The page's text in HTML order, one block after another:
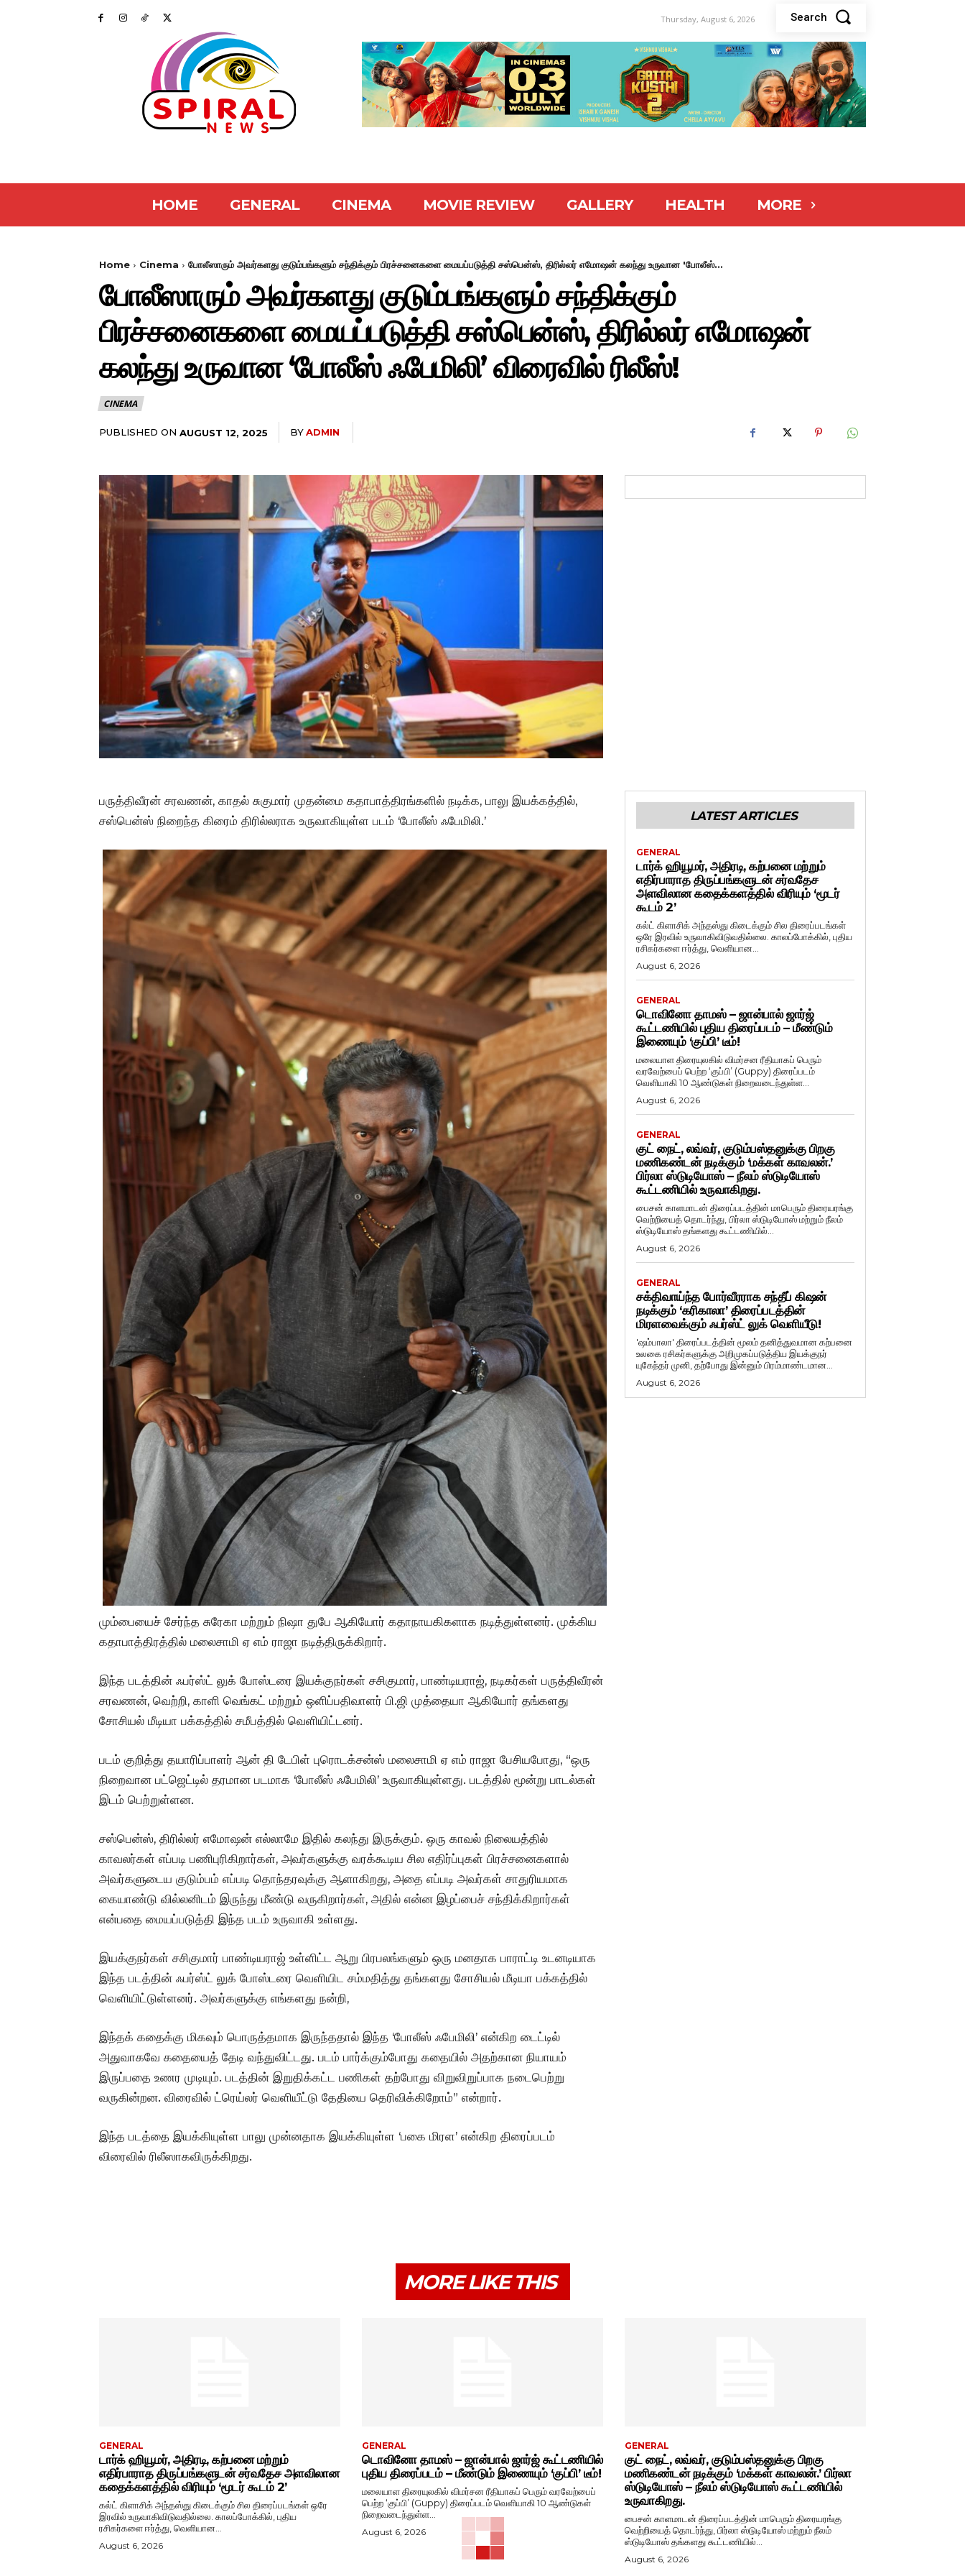
Thursday, August 6, 2026 Search
HOME GENERAL CINEMA MOVIE REVIEW GALLERY HEALTH MORE
Home Cinema போலீஸாரும் அவர்களது குடும்பங்களும் சந்திக்கும் பிரச்சனைகளை மையப்படுத்தி சஸ்பென்ஸ், திரில்லர் எமோஷன் கலந்து உருவான 'போலீஸ்...
போலீஸாரும் அவர்களது குடும்பங்களும் சந்திக்கும்
பிரச்சனைகளை மையப்படுத்தி சஸ்பென்ஸ், திரில்லர் எமோஷன்
கலந்து உருவான ‘போலீஸ் ஃபேமிலி’ விரைவில் ரிலீஸ்!
CINEMA
PUBLISHED ON AUGUST 12, 2025 BYADMIN
பருத்திவீரன் சரவணன், காதல் சுகுமார் முதன்மை கதாபாத்திரங்களில் நடிக்க, பாலு இயக்கத்தில்,
சஸ்பென்ஸ் நிறைந்த கிரைம் திரில்லராக உருவாகியுள்ள படம் ‘போலீஸ் ஃபேமிலி.’
மும்பையைச் சேர்ந்த சுரேகா மற்றும் நிஷா துபே ஆகியோர் கதாநாயகிகளாக நடித்துள்ளனர். முக்கிய
கதாபாத்திரத்தில் மலைசாமி ஏ எம் ராஜா நடித்திருக்கிறார்.
இந்த படத்தின் ஃபர்ஸ்ட் லுக் போஸ்டரை இயக்குநர்கள் சசிகுமார், பாண்டியராஜ், நடிகர்கள் பருத்திவீரன்
சரவணன், வெற்றி, காளி வெங்கட் மற்றும் ஒளிப்பதிவாளர் பி.ஜி முத்தையா ஆகியோர் தங்களது
சோசியல் மீடியா பக்கத்தில் சமீபத்தில் வெளியிட்டனர்.
படம் குறித்து தயாரிப்பாளர் ஆன் தி டேபிள் புரொடக்சன்ஸ் மலைசாமி ஏ எம் ராஜா பேசியபோது, “ஒரு
நிறைவான பட்ஜெட்டில் தரமான படமாக ‘போலீஸ் ஃபேமிலி’ உருவாகியுள்ளது. படத்தில் மூன்று பாடல்கள்
இடம் பெற்றுள்ளன.
சஸ்பென்ஸ், திரில்லர் எமோஷன் எல்லாமே இதில் கலந்து இருக்கும். ஒரு காவல் நிலையத்தில்
காவலர்கள் எப்படி பணிபுரிகிறார்கள், அவர்களுக்கு வரக்கூடிய சில எதிர்ப்புகள் பிரச்சனைகளால்
அவர்களுடைய குடும்பம் எப்படி தொந்தரவுக்கு ஆளாகிறது, அதை எப்படி அவர்கள் சாதுரியமாக
கையாண்டு வில்லனிடம் இருந்து மீண்டு வருகிறார்கள், அதில் என்ன இழப்பைச் சந்திக்கிறார்கள்
என்பதை மையப்படுத்தி இந்த படம் உருவாகி உள்ளது.
இயக்குநர்கள் சசிகுமார் பாண்டியராஜ் உள்ளிட்ட ஆறு பிரபலங்களும் ஒரு மனதாக பாராட்டி உடனடியாக
இந்த படத்தின் ஃபர்ஸ்ட் லுக் போஸ்டரை வெளியிட சம்மதித்து தங்களது சோசியல் மீடியா பக்கத்தில்
வெளியிட்டுள்ளனர். அவர்களுக்கு எங்களது நன்றி,
இந்தக் கதைக்கு மிகவும் பொருத்தமாக இருந்ததால் இந்த ‘போலீஸ் ஃபேமிலி’ என்கிற டைட்டில்
அதுவாகவே கதையைத் தேடி வந்துவிட்டது. படம் பார்க்கும்போது கதையில் அதற்கான நியாயம்
இருப்பதை உணர முடியும். படத்தின் இறுதிக்கட்ட பணிகள் தற்போது விறுவிறுப்பாக நடைபெற்று
வருகின்றன. விரைவில் ட்ரெய்லர் வெளியீட்டு தேதியை தெரிவிக்கிறோம்” என்றார்.
இந்த படத்தை இயக்கியுள்ள பாலு முன்னதாக இயக்கியுள்ள ‘பகை மிரள’ என்கிற திரைப்படம்
விரைவில் ரிலீஸாகவிருக்கிறது.
LATEST ARTICLES
GENERAL
டார்க் ஹியூமர், அதிரடி, கற்பனை மற்றும்
எதிர்பாராத திருப்பங்களுடன் சர்வதேச
அளவிலான கதைக்களத்தில் விரியும் ‘மூடர்
கூடம் 2’
கல்ட் கிளாசிக் அந்தஸ்து கிடைக்கும் சில திரைப்படங்கள்
ஒரே இரவில் உருவாகிவிடுவதில்லை. காலப்போக்கில், புதிய
ரசிகர்களை ஈர்த்து, வெளியான...
August 6, 2026
GENERAL
டொவினோ தாமஸ் – ஜான்பால் ஜார்ஜ்
கூட்டணியில் புதிய திரைப்படம் – மீண்டும்
இணையும் ‘குப்பி’ டீம்!
மலையாள திரையுலகில் விமர்சன ரீதியாகப் பெரும்
வரவேற்பைப் பெற்ற ‘குப்பி’ (Guppy) திரைப்படம்
வெளியாகி 10 ஆண்டுகள் நிறைவடைந்துள்ள...
August 6, 2026
GENERAL
குட் நைட், லவ்வர், குடும்பஸ்தனுக்கு பிறகு
மணிகண்டன் நடிக்கும் ‘மக்கள் காவலன்.’
பிர்லா ஸ்டுடியோஸ் – நீலம் ஸ்டுடியோஸ்
கூட்டணியில் உருவாகிறது.
பைசன் காளமாடன் திரைப்படத்தின் மாபெரும் திரையரங்கு
வெற்றியைத் தொடர்ந்து, பிர்லா ஸ்டுடியோஸ் மற்றும் நீலம்
ஸ்டுடியோஸ் தங்களது கூட்டணியில்...
August 6, 2026
GENERAL
சக்திவாய்ந்த போர்வீரராக சந்தீப் கிஷன்
நடிக்கும் ‘கரிகாலா’ திரைப்படத்தின்
மிரளவைக்கும் ஃபர்ஸ்ட் லுக் வெளியீடு!
'ஷம்பாலா' திரைப்படத்தின் மூலம் தனித்துவமான கற்பனை
உலகை ரசிகர்களுக்கு அறிமுகப்படுத்திய இயக்குநர்
யுகேந்தர் முனி, தற்போது இன்னும் பிரம்மாண்டமான...
August 6, 2026
MORE LIKE THIS
GENERAL
டார்க் ஹியூமர், அதிரடி, கற்பனை மற்றும்
எதிர்பாராத திருப்பங்களுடன் சர்வதேச அளவிலான
கதைக்களத்தில் விரியும் ‘மூடர் கூடம் 2’
கல்ட் கிளாசிக் அந்தஸ்து கிடைக்கும் சில திரைப்படங்கள் ஒரே
இரவில் உருவாகிவிடுவதில்லை. காலப்போக்கில், புதிய
ரசிகர்களை ஈர்த்து, வெளியான...
August 6, 2026
GENERAL
டொவினோ தாமஸ் – ஜான்பால் ஜார்ஜ் கூட்டணியில்
புதிய திரைப்படம் – மீண்டும் இணையும் ‘குப்பி’ டீம்!
மலையாள திரையுலகில் விமர்சன ரீதியாகப் பெரும் வரவேற்பைப்
பெற்ற ‘குப்பி’ (Guppy) திரைப்படம் வெளியாகி 10 ஆண்டுகள்
நிறைவடைந்துள்ள...
August 6, 2026
GENERAL
குட் நைட், லவ்வர், குடும்பஸ்தனுக்கு பிறகு
மணிகண்டன் நடிக்கும் ‘மக்கள் காவலன்.’ பிர்லா
ஸ்டுடியோஸ் – நீலம் ஸ்டுடியோஸ் கூட்டணியில்
உருவாகிறது.
பைசன் காளமாடன் திரைப்படத்தின் மாபெரும் திரையரங்கு
வெற்றியைத் தொடர்ந்து, பிர்லா ஸ்டுடியோஸ் மற்றும் நீலம்
ஸ்டுடியோஸ் தங்களது கூட்டணியில்...
August 6, 2026